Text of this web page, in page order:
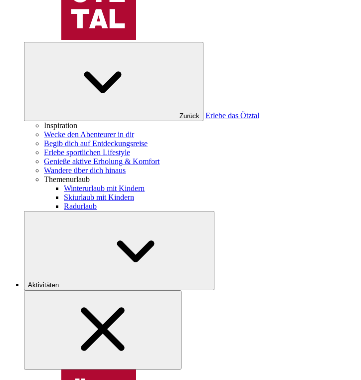
Zurück
Erlebe das Ötztal
Inspiration
Wecke den Abenteurer in dir
Begib dich auf Entdeckungsreise
Erlebe sportlichen Lifestyle
Genieße aktive Erholung & Komfort
Wandere über dich hinaus
Themenurlaub
Winterurlaub mit Kindern
Skiurlaub mit Kindern
Radurlaub
Aktivitäten